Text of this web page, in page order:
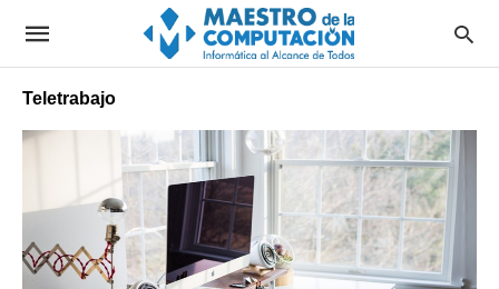
Teletrabajo